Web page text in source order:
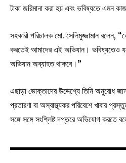
টাকা জরিমানা করা হয় এবং ভবিষ্যতে এমন
সহকারী পরিচালক মো. সেলিমুজ্জামান বলেন,
করতেই আমাদের এই অভিযান। ভবিষ্যতেও
অভিযান অব্যাহত থাকবে।”
এছাড়া ভোক্তাদের উদ্দেশ্যে তিনি অনুরোধ
প্রতারণা বা অস্বাস্থ্যকর পরিবেশে খাবার
সঙ্গে সঙ্গে সংশ্লিষ্ট দপ্তরে অভিযোগ করতে